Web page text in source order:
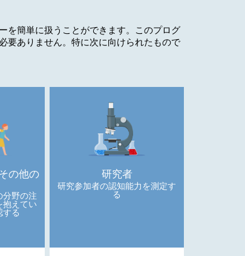
を簡単に扱うことができます。このプログ
要ありません。特に次に向けられたもので
の他の
分野の注
抱えてい
する
研究者
研究参加者の認知能力を測定す
る